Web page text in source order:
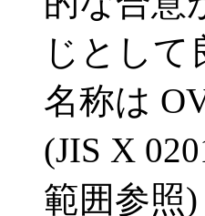
じとし
名称は
(JIS X
範囲参照)